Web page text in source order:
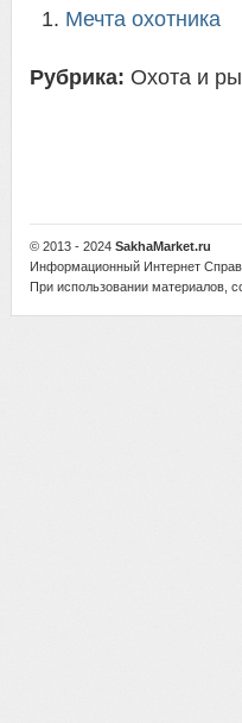
Мечта охотника
Рубрика: Охота и
© 2013 - 2024 SakhaMarket.ru
Информационный Интернет
При использовании материалов,